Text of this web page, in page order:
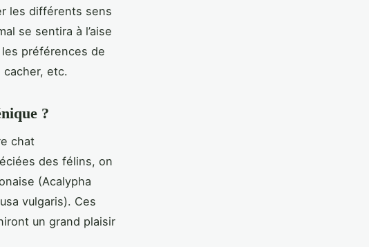
les différents sens
se sentira à l’aise
les préférences de
etc.
?
chat
des félins, on
(Acalypha
vulgaris). Ces
un grand plaisir